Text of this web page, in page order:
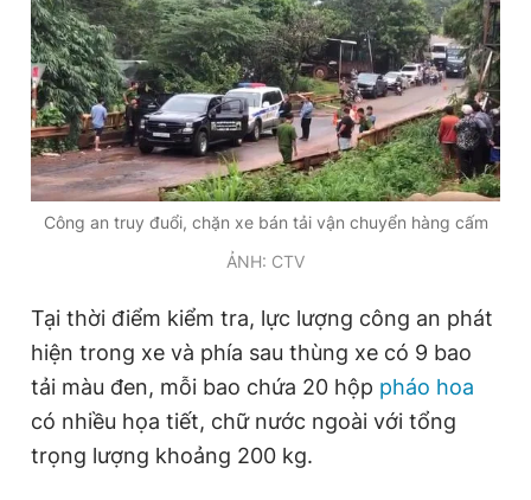
Công an truy đuổi, chặn xe bán tải vận chuyển hàng cấm
ẢNH: CTV
Tại thời điểm kiểm tra, lực lượng công an phát
hiện trong xe và phía sau thùng xe có 9 bao
tải màu đen, mỗi bao chứa 20 hộp pháo hoa
có nhiều họa tiết, chữ nước ngoài với tổng
trọng lượng khoảng 200 kg.